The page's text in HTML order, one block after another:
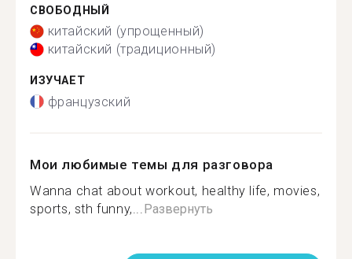
СВОБОДНЫЙ
китайский (упрощенный)
китайский (традиционный)
ИЗУЧАЕТ
французский
Мои любимые темы для разговора
Wanna chat about workout, healthy life, movies,
sports, sth funny,... Развернуть